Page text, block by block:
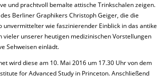
und prachtvoll bemalte attische Trinkschalen zeigen.
Berliner Graphikers Christoph Geiger, die die
wie faszinierender Einblick in das antike
unserer heutigen medizinischen Vorstellungen
Sehweisen einlädt.
wird diese am 10. Mai 2016 um 17.30 Uhr von dem
for Advanced Study in Princeton. Anschließend